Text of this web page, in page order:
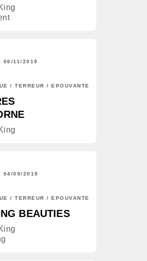
06/11/2019
/ TERREUR / EPOUVANTE
04/09/2019
/ TERREUR / EPOUVANTE
BEAUTIES